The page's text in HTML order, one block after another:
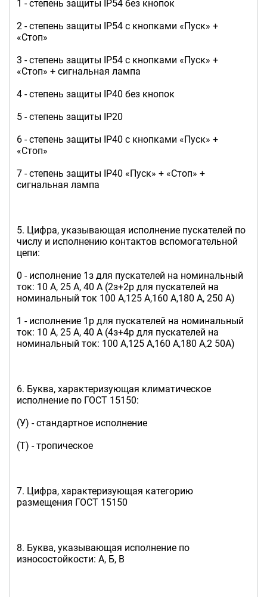
1 - степень защиты IP54 без кнопок
2 - степень защиты IP54 с кнопками «Пуск» +
«Стоп»
3 - степень защиты IP54 с кнопками «Пуск» +
«Стоп» + сигнальная лампа
4 - степень защиты IP40 без кнопок
5 - степень защиты IP20
6 - степень защиты IP40 с кнопками «Пуск» +
«Стоп»
7 - степень защиты IP40 «Пуск» + «Стоп» +
сигнальная лампа
5. Цифра, указывающая исполнение пускателей по
числу и исполнению контактов вспомогательной
цепи:
0 - исполнение 1з для пускателей на номинальный
ток: 10 А, 25 А, 40 А (2з+2р для пускателей на
номинальный ток 100 А,125 А,160 А,180 А, 250 А)
1 - исполнение 1р для пускателей на номинальный
ток: 10 А, 25 А, 40 А (4з+4р для пускателей на
номинальный ток: 100 А,125 А,160 А,180 А,2 50А)
6. Буква, характеризующая климатическое
исполнение по ГОСТ 15150:
(У) - стандартное исполнение
(Т) - тропическое
7. Цифра, характеризующая категорию
размещения ГОСТ 15150
8. Буква, указывающая исполнение по
износостойкости: А, Б, В